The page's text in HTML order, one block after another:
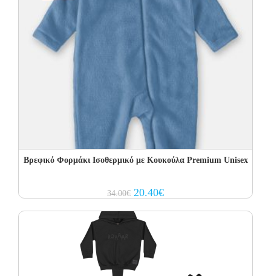
Βρεφικό Φορμάκι Ισοθερμικό με Kουκούλα Premium Unisex
34.00€ Original
price
34.00€.
20.40€Current
price